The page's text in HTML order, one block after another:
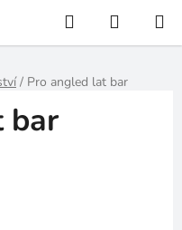
Hledat
KOŠÍK
/ Pro angled lat bar
bar